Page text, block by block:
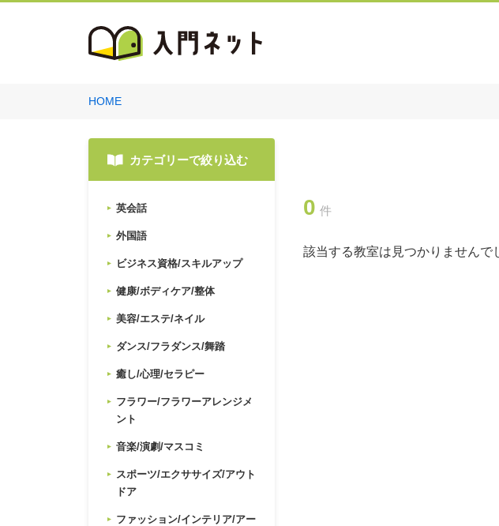
HOME
カテゴリーで絞り込む
英会話
外国語
ビジネス資格/スキルアップ
健康/ボディケア/整体
美容/エステ/ネイル
ダンス/フラダンス/舞踏
癒し/心理/セラピー
フラワー/フラワーアレンジメ
ント
音楽/演劇/マスコミ
スポーツ/エクササイズ/アウト
ドア
ファッション/インテリア/アー
0 件
該当する教室は見つかりませんで